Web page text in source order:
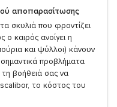
αποπαρασίτωσης
σκυλιά που φροντίζει
καιρός ανοίγει η
και ψύλλοι) κάνουν
προβλήματα
τη βοήθειά σας να
το κόστος του